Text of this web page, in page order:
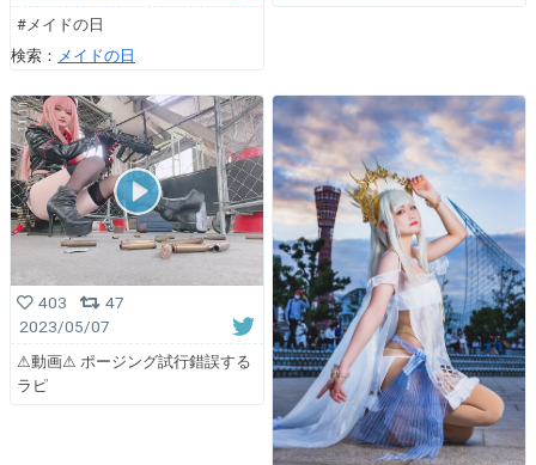
#メイドの日
検索： メイドの日
403
47
2023/05/07
⚠︎動画⚠︎ ポージング試行錯誤する
ラピ